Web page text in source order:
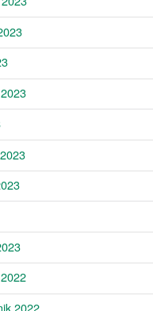
2022